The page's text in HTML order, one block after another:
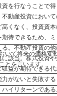
資を行なうことで
不動産投資におい
高くなく、投資資
期待できるため、
る。不動産投資の
に該当。株式投資
収益が期待できる
力がないと失敗す
ハイリターンであ
いて将来の価格変
とを言います。